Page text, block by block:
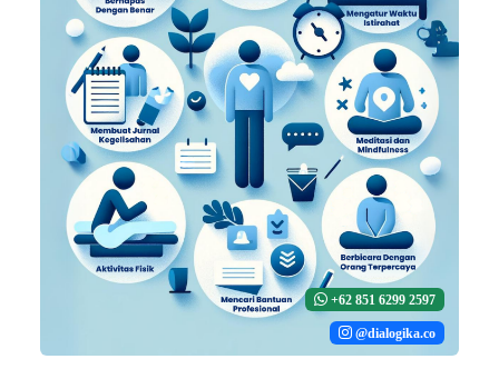
+62 851 6299 2597
@dialogika.co